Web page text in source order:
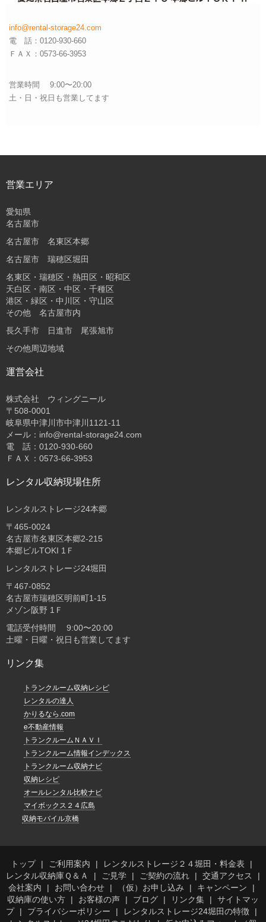
info@rental-storage24.com
電 話：0120-930-660
ＦＡＸ：0573-66-3953
営業時間 9:00〜20:00
土・日・祝日も営業してます
営業エリア
愛知県
名古屋市
名古屋市 名東区本郷
名古屋市 瑞穂区堀田
名東区・瑞穂区・熱田区・昭和区
天白区・南区・中区・千種区
港区・緑区・中川区・守山区
その他 名古屋市内
長久手市 日進市 尾張旭市
その他周辺地域
運営会社
株式会社 ウィングニール
〒508-0001
岐阜県中津川市中津川1121-11
メール：info@rental-storage24.com
電 話：0120-930-660
ＦＡＸ：0573-66-3953
レンタル収納現場住所
レンタルストレージ24本郷
〒465-0024
名古屋市名東区本郷2-215
本郷ビルTOKI 1Ｆ
レンタルストレージ24堀田
〒467-0852
名古屋市瑞穂区明前町1-15
メゾン阪野 1Ｆ
電話受付時間 9:00〜20:00
土曜・日曜・祝日も営業してます
リンク集
トランクルーム収納レシピ
レンタルの達人
かりるなら.com
e不動産情報
トランクルームＮＡＶＩ
トランクルーム情報インデックス
トランクルーム収納ナビ
収納レシピ
オールレンタル比較ナビ
マイボックス２４広島
収納モバイル京橋
トップ ご利用案内
レンタルストレージ２４堀田・料金表
レンタル収納庫Ｑ＆Ａ
ご見学 ご契約の流れ
交通アクセス
会社案内
お問い合わせ （仮）お申し込み
キャンペーン
収納庫の使い方
お客様の声 ブログ リンク集
サイトマッ
プ
プライバシーポリシー
レンタルストレージ24堀田の特徴